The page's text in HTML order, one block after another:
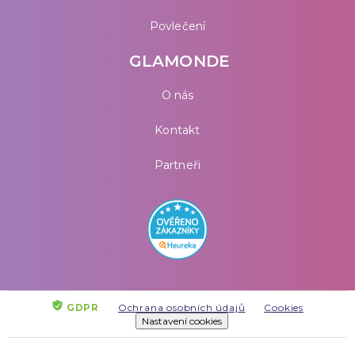
Povlečení
GLAMONDE
O nás
Kontakt
Partneři
GDPR Ochrana osobních údajů
Cookies
Nastavení cookies